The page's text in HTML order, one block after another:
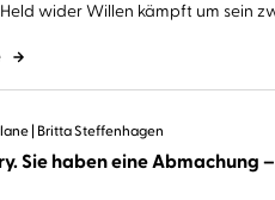
wider Willen kämpft um sein
Britta Steffenhagen